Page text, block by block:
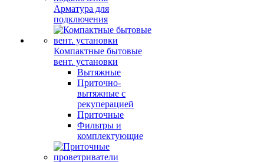
Арматура для
подключения
Компактные бытовые
вент. установки
Вытяжные
Приточно-
вытяжные с
рекуперацией
Приточные
Фильтры и
комплектующие